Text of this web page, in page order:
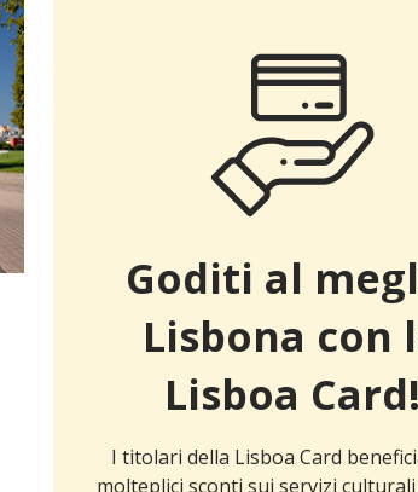
Goditi al
Lisbona con
Lisboa Card!
I titolari della Lisboa Card
molteplici sconti sui servizi culturali